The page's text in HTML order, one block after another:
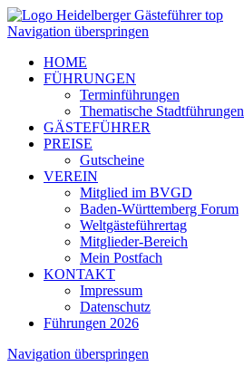
Navigation überspringen
HOME
FÜHRUNGEN
Terminführungen
Thematische Stadtführungen
GÄSTEFÜHRER
PREISE
Gutscheine
VEREIN
Mitglied im BVGD
Baden-Württemberg Forum
Weltgästeführertag
Mitglieder-Bereich
Mein Postfach
KONTAKT
Impressum
Datenschutz
Führungen 2026
Navigation überspringen